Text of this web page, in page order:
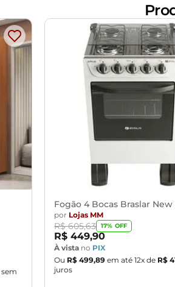
sem
Fogão 4 Bocas Braslar New
por Lojas MM
R$ 605,63 17% OFF
R$ 449,90
À vista no PIX
Ou R$ 499,89 em até 12x de R$
juros